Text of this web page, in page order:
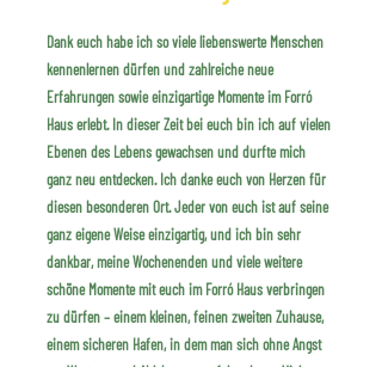
Dank euch habe ich so viele liebenswerte Menschen
kennenlernen dürfen und zahlreiche neue
Erfahrungen sowie einzigartige Momente im Forró
Haus erlebt. In dieser Zeit bei euch bin ich auf vielen
Ebenen des Lebens gewachsen und durfte mich
ganz neu entdecken. Ich danke euch von Herzen für
diesen besonderen Ort. Jeder von euch ist auf seine
ganz eigene Weise einzigartig, und ich bin sehr
dankbar, meine Wochenenden und viele weitere
schöne Momente mit euch im Forró Haus verbringen
zu dürfen – einem kleinen, feinen zweiten Zuhause,
einem sicheren Hafen, in dem man sich ohne Angst